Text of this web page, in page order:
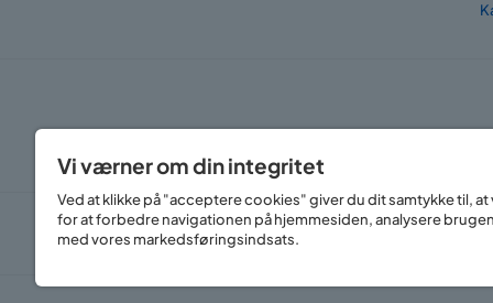
Vi værner om din integritet
Ved at klikke på "acceptere cookies" giver du dit samtykke til,
for at forbedre navigationen på hjemmesiden, analysere
med vores markedsføringsindsats.